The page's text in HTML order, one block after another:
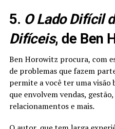
5. O Lado Difícil
Difíceis, de Ben
Ben Horowitz procura, com
de problemas que fazem
permite a você ter uma visão
que envolvem vendas,
relacionamentos e mais.